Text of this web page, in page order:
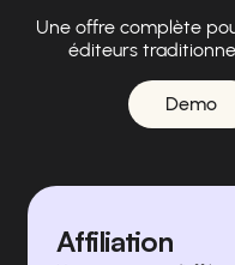
Une offre complète
éditeurs
Demo
Affiliation